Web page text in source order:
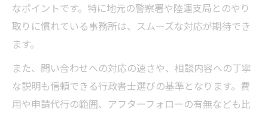
なポイントです。特に地元の警察署や陸運支局とのやり
取りに慣れている事務所は、スムーズな対応が期待でき
ます。
また、問い合わせへの対応の速さや、相談内容への丁寧
な説明も信頼できる行政書士選びの基準となります。費
用や申請代行の範囲、アフターフォローの有無なども比